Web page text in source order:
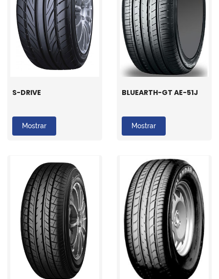
S-DRIVE
Mostrar
BLUEARTH-GT AE-51J
Mostrar